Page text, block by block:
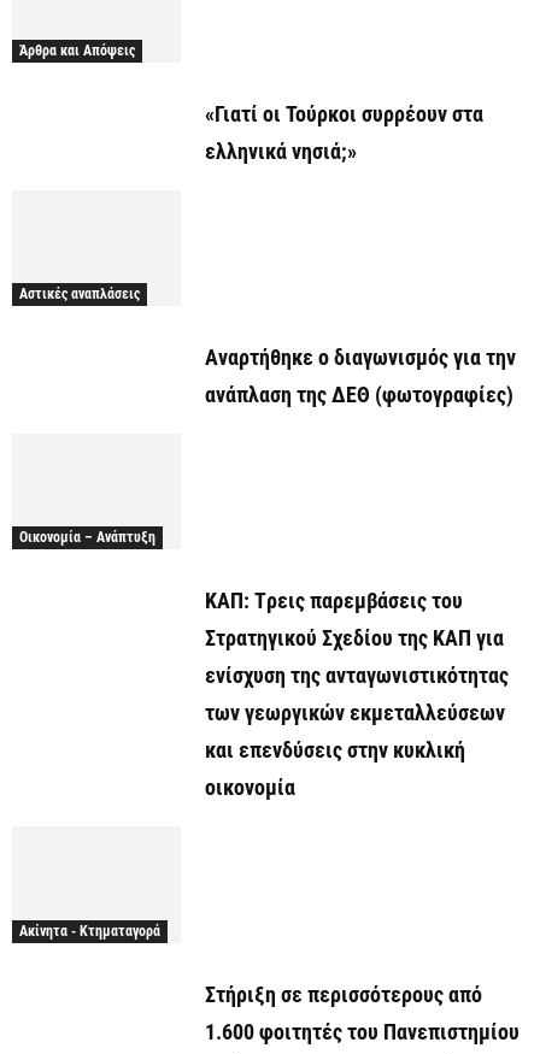
Άρθρα και Απόψεις
«Γιατί οι Τούρκοι συρρέουν στα
ελληνικά νησιά;»
Αστικές αναπλάσεις
Αναρτήθηκε o διαγωνισμός για την
ανάπλαση της ΔΕΘ (φωτογραφίες)
Οικονομία – Ανάπτυξη
ΚΑΠ: Tρεις παρεμβάσεις του
Στρατηγικού Σχεδίου της ΚΑΠ για
ενίσχυση της ανταγωνιστικότητας
των γεωργικών εκμεταλλεύσεων
και επενδύσεις στην κυκλική
οικονομία
Ακίνητα - Κτηματαγορά
Στήριξη σε περισσότερους από
1.600 φοιτητές του Πανεπιστημίου